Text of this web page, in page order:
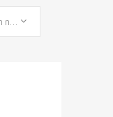
Nach Preis sortiert: hoch nach niedrig